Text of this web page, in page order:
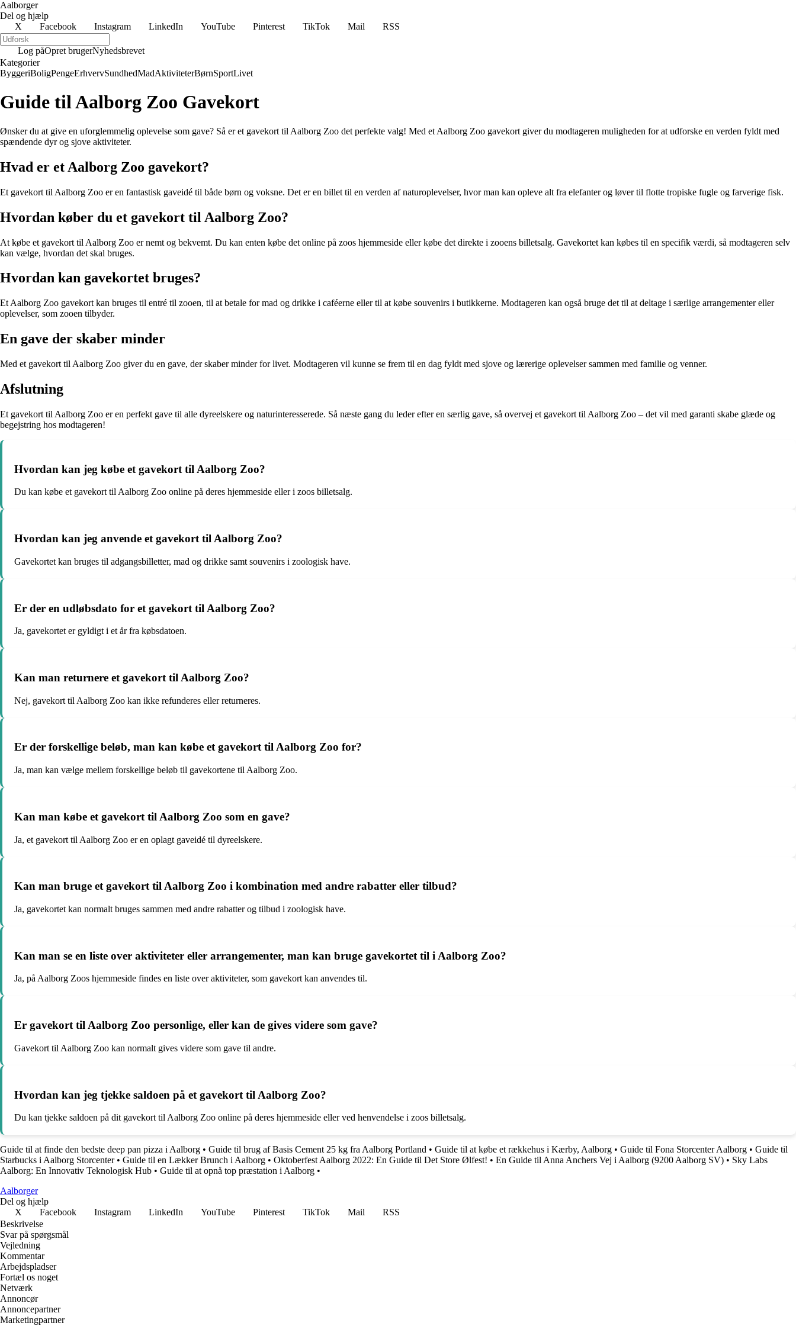
Aalborger
Del og hjælp
X
Facebook Instagram LinkedIn YouTube Pinterest TikTok Mail RSS
Log påOpret brugerNyhedsbrevet
Kategorier
ByggeriBoligPengeErhvervSundhedMadAktiviteterBørnSportLivet
Guide til Aalborg Zoo Gavekort
Ønsker du at give en uforglemmelig oplevelse som gave? Så er et gavekort til Aalborg Zoo det perfekte valg! Med et Aalborg Zoo gavekort giver du modtageren muligheden for at udforske en verden fyldt med
spændende dyr og sjove aktiviteter.
Hvad er et Aalborg Zoo gavekort?
Et gavekort til Aalborg Zoo er en fantastisk gaveidé til både børn og voksne. Det er en billet til en verden af naturoplevelser, hvor man kan opleve alt fra elefanter og løver til flotte tropiske fugle og farverige fisk.
Hvordan køber du et gavekort til Aalborg Zoo?
At købe et gavekort til Aalborg Zoo er nemt og bekvemt. Du kan enten købe det online på zoos hjemmeside eller købe det direkte i zooens billetsalg. Gavekortet kan købes til en specifik værdi, så modtageren selv
kan vælge, hvordan det skal bruges.
Hvordan kan gavekortet bruges?
Et Aalborg Zoo gavekort kan bruges til entré til zooen, til at betale for mad og drikke i caféerne eller til at købe souvenirs i butikkerne. Modtageren kan også bruge det til at deltage i særlige arrangementer eller
oplevelser, som zooen tilbyder.
En gave der skaber minder
Med et gavekort til Aalborg Zoo giver du en gave, der skaber minder for livet. Modtageren vil kunne se frem til en dag fyldt med sjove og lærerige oplevelser sammen med familie og venner.
Afslutning
Et gavekort til Aalborg Zoo er en perfekt gave til alle dyreelskere og naturinteresserede. Så næste gang du leder efter en særlig gave, så overvej et gavekort til Aalborg Zoo – det vil med garanti skabe glæde og
begejstring hos modtageren!
Hvordan kan jeg købe et gavekort til Aalborg Zoo?
Du kan købe et gavekort til Aalborg Zoo online på deres hjemmeside eller i zoos billetsalg.
Hvordan kan jeg anvende et gavekort til Aalborg Zoo?
Gavekortet kan bruges til adgangsbilletter, mad og drikke samt souvenirs i zoologisk have.
Er der en udløbsdato for et gavekort til Aalborg Zoo?
Ja, gavekortet er gyldigt i et år fra købsdatoen.
Kan man returnere et gavekort til Aalborg Zoo?
Nej, gavekort til Aalborg Zoo kan ikke refunderes eller returneres.
Er der forskellige beløb, man kan købe et gavekort til Aalborg Zoo for?
Ja, man kan vælge mellem forskellige beløb til gavekortene til Aalborg Zoo.
Kan man købe et gavekort til Aalborg Zoo som en gave?
Ja, et gavekort til Aalborg Zoo er en oplagt gaveidé til dyreelskere.
Kan man bruge et gavekort til Aalborg Zoo i kombination med andre rabatter eller tilbud?
Ja, gavekortet kan normalt bruges sammen med andre rabatter og tilbud i zoologisk have.
Kan man se en liste over aktiviteter eller arrangementer, man kan bruge gavekortet til i Aalborg Zoo?
Ja, på Aalborg Zoos hjemmeside findes en liste over aktiviteter, som gavekort kan anvendes til.
Er gavekort til Aalborg Zoo personlige, eller kan de gives videre som gave?
Gavekort til Aalborg Zoo kan normalt gives videre som gave til andre.
Hvordan kan jeg tjekke saldoen på et gavekort til Aalborg Zoo?
Du kan tjekke saldoen på dit gavekort til Aalborg Zoo online på deres hjemmeside eller ved henvendelse i zoos billetsalg.
Guide til at finde den bedste deep pan pizza i Aalborg • Guide til brug af Basis Cement 25 kg fra Aalborg Portland • Guide til at købe et rækkehus i Kærby, Aalborg • Guide til Fona Storcenter Aalborg • Guide til
Starbucks i Aalborg Storcenter• Guide til en Lækker Brunch i Aalborg • Oktoberfest Aalborg 2022: En Guide til Det Store Ølfest! • En Guide til Anna Anchers Vej i Aalborg (9200 Aalborg SV) • Sky Labs
Aalborg: En Innovativ Teknologisk Hub • Guide til at opnå top præstation i Aalborg •
Aalborger
Del og hjælp
X
Facebook Instagram LinkedIn YouTube Pinterest TikTok Mail
RSS
Beskrivelse
Svar på spørgsmål
Vejledning
Kommentar
Arbejdspladser
Fortæl os noget
Netværk
Annoncør
Annoncepartner
Marketingpartner